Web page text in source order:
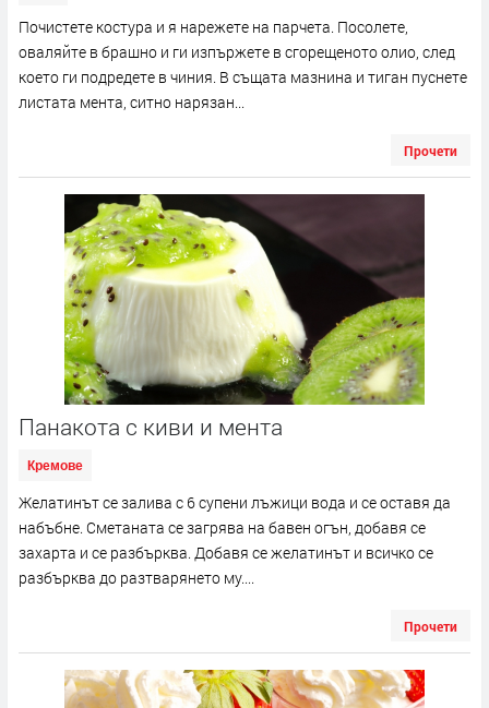
Почистете костура и я нарежете на парчета. Посолете,
оваляйте в брашно и ги изпържете в сгорещеното олио, след
което ги подредете в чиния. В същата мазнина и тиган пуснете
листата мента, ситно нарязан...
Прочети
Панакота с киви и мента
Кремове
Желатинът се залива с 6 супени лъжици вода и се оставя да
набъбне. Сметаната се загрява на бавен огън, добавя се
захарта и се разбърква. Добавя се желатинът и всичко се
разбърква до разтварянето му....
Прочети